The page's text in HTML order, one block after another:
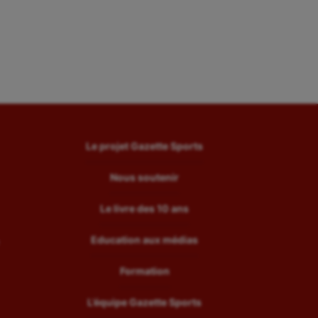
Le projet Gazette Sports
Nous soutenir
Le livre des 10 ans
Education aux médias
Formation
L’équipe Gazette Sports